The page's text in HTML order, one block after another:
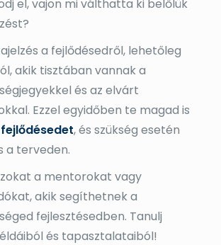
el, vajon mi válthatta ki belőlük
a fejlődésedről, lehetőleg
akik tisztában vannak a
és az elvárt
Ezzel egyidőben te magad is
fejlődésedet, és szükség esetén
a terveden.
a mentorokat vagy
akik segíthetnek a
fejlesztésedben. Tanulj
és tapasztalataiból!